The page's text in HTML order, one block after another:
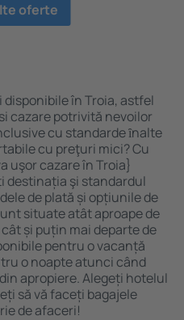
oferte
în Troia, astfel
cazare potrivită nevoilor
cu standarde ȋnalte
cu preţuri mici? Cu
uşor cazare în Troia}
destinația şi standardul
de plată și opțiunile de
situate atât aproape de
și puțin mai departe de
pentru o vacanță
o noapte atunci când
apropiere. Alegeți hotelul
să vă faceți bagajele
de afaceri!